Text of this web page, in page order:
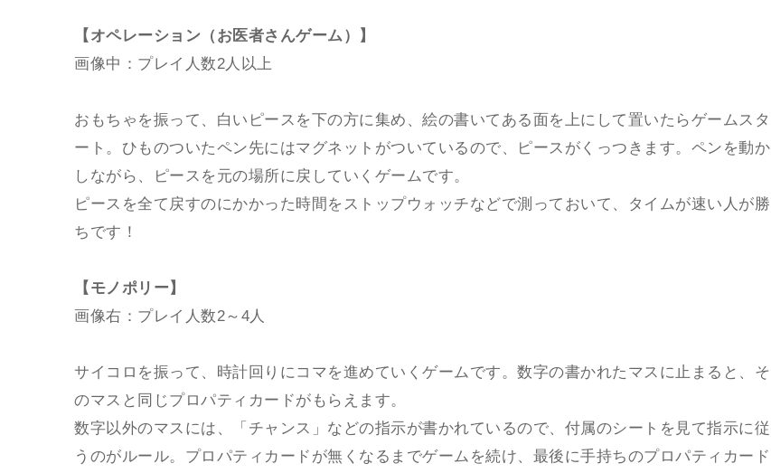
【オペレーション（お医者さんゲーム）】
画像中：プレイ人数2人以上
おもちゃを振って、白いピースを下の方に集め、絵の書いてある面を上にして置いたらゲームスタ
ート。ひものついたペン先にはマグネットがついているので、ピースがくっつきます。ペンを動か
しながら、ピースを元の場所に戻していくゲームです。
ピースを全て戻すのにかかった時間をストップウォッチなどで測っておいて、タイムが速い人が勝
ちです！
【モノポリー】
画像右：プレイ人数2～4人
サイコロを振って、時計回りにコマを進めていくゲームです。数字の書かれたマスに止まると、そ
のマスと同じプロパティカードがもらえます。
数字以外のマスには、「チャンス」などの指示が書かれているので、付属のシートを見て指示に従
うのがルール。プロパティカードが無くなるまでゲームを続け、最後に手持ちのプロパティカード